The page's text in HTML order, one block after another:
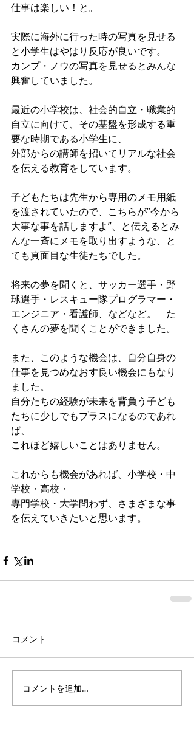
仕事は楽しい！と。
実際に海外に行った時の写真を見せる
と小学生はやはり反応が良いです。
カンプ・ノウの写真を見せるとみんな
興奮していました。
最近の小学校は、社会的自立・職業的
自立に向けて、その基盤を形成する重
要な時期である小学生に、
外部からの講師を招いてリアルな社会
を伝える教育をしています。
子どもたちは先生から専用のメモ用紙
を渡されていたので、こちらが”今から
大事な事を話しますよ”、と伝えるとみ
んな一斉にメモを取り出すような、と
ても真面目な生徒たちでした。
将来の夢を聞くと、サッカー選手・野
球選手・レスキュー隊プログラマー・
エンジニア・看護師、などなど。　た
くさんの夢を聞くことができました。
また、このような機会は、自分自身の
仕事を見つめなおす良い機会にもなり
ました。
自分たちの経験が未来を背負う子ども
たちに少しでもプラスになるのであれ
ば、
これほど嬉しいことはありません。
これからも機会があれば、小学校・中
学校・高校・
専門学校・大学問わず、さまざまな事
を伝えていきたいと思います。
コメント
コメントを追加…